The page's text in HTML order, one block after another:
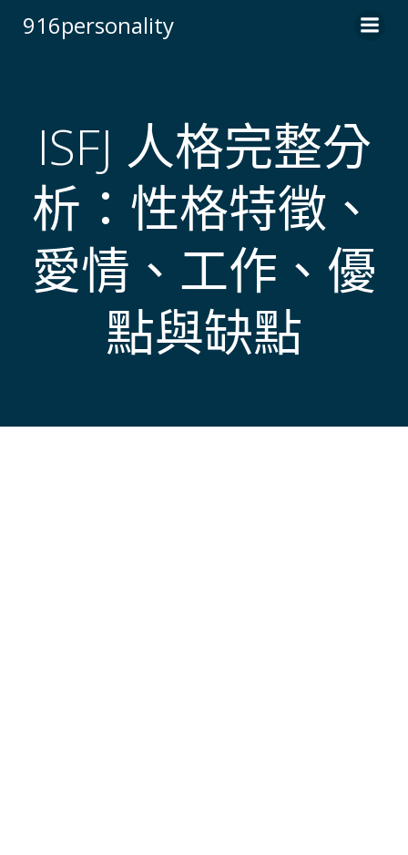
916personality
ISFJ 人格完整分
析：性格特徵、
愛情、工作、優
點與缺點